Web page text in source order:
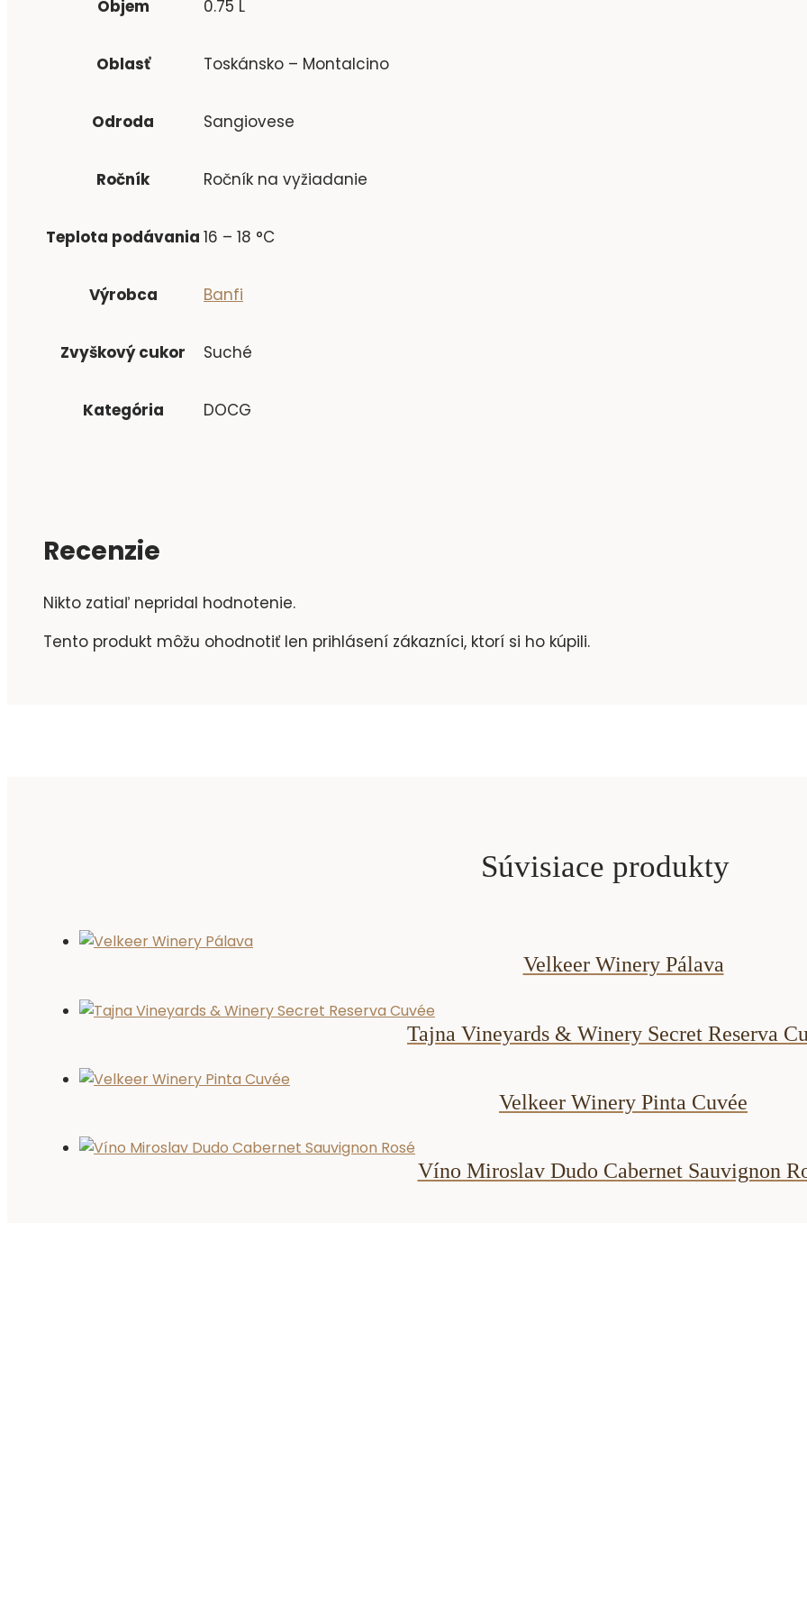
Objem 0.75 L
Oblasť Toskánsko – Montalcino
Odroda Sangiovese
Ročník Ročník na vyžiadanie
Teplota podávania 16 – 18 °C
Výrobca Banfi
Zvyškový cukor Suché
Kategória DOCG
Recenzie
Nikto zatiaľ nepridal hodnotenie.
Tento produkt môžu ohodnotiť len prihlásení zákazníci, ktorí si ho kúpili.
Súvisiace produkty
Velkeer Winery Pálava
Tajna Vineyards & Winery Secret Reserva
Velkeer Winery Pinta Cuvée
Víno Miroslav Dudo Cabernet Sauvignon